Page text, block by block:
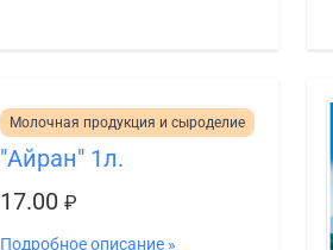
Молочная продукция и сыроделие
"Айран" 1л.
17.00 ₽
Подробное описание »